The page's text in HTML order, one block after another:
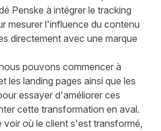
Penske à intégrer le tracking
mesurer l'influence du contenu
directement avec une marque
pouvons commencer à
les landing pages ainsi que les
essayer d'améliorer ces
cette transformation en aval.
voir où le client s'est transformé,